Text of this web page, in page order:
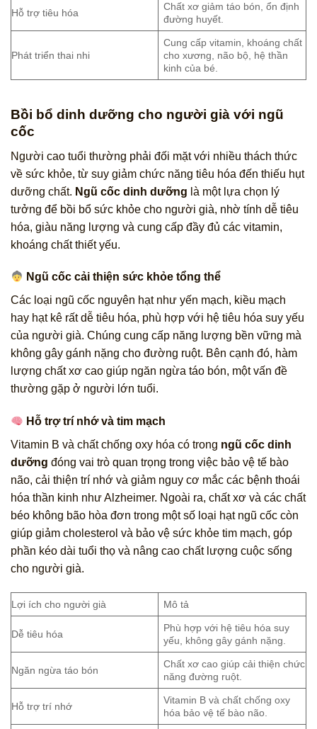
Hỗ trợ tiêu hóa
Chất xơ giảm táo bón, ổn định
đường huyết.
Phát triển thai nhi
Cung cấp vitamin, khoáng chất
cho xương, não bộ, hệ thần
kinh của bé.
Bồi bổ dinh dưỡng cho người già với ngũ
cốc
Người cao tuổi thường phải đối mặt với nhiều thách thức
về sức khỏe, từ suy giảm chức năng tiêu hóa đến thiếu hụt
dưỡng chất. Ngũ cốc dinh dưỡng là một lựa chọn lý
tưởng để bồi bổ sức khỏe cho người già, nhờ tính dễ tiêu
hóa, giàu năng lượng và cung cấp đầy đủ các vitamin,
khoáng chất thiết yếu.
Ngũ cốc cải thiện sức khỏe tổng thể
Các loại ngũ cốc nguyên hạt như yến mạch, kiều mạch
hay hạt kê rất dễ tiêu hóa, phù hợp với hệ tiêu hóa suy yếu
của người già. Chúng cung cấp năng lượng bền vững mà
không gây gánh nặng cho đường ruột. Bên cạnh đó, hàm
lượng chất xơ cao giúp ngăn ngừa táo bón, một vấn đề
thường gặp ở người lớn tuổi.
Hỗ trợ trí nhớ và tim mạch
Vitamin B và chất chống oxy hóa có trong ngũ cốc dinh
dưỡng đóng vai trò quan trọng trong việc bảo vệ tế bào
não, cải thiện trí nhớ và giảm nguy cơ mắc các bệnh thoái
hóa thần kinh như Alzheimer. Ngoài ra, chất xơ và các chất
béo không bão hòa đơn trong một số loại hạt ngũ cốc còn
giúp giảm cholesterol và bảo vệ sức khỏe tim mạch, góp
phần kéo dài tuổi thọ và nâng cao chất lượng cuộc sống
cho người già.
Lợi ích cho người già Mô tả
Dễ tiêu hóa
Phù hợp với hệ tiêu hóa suy
yếu, không gây gánh nặng.
Ngăn ngừa táo bón
Chất xơ cao giúp cải thiện chức
năng đường ruột.
Hỗ trợ trí nhớ
Vitamin B và chất chống oxy
hóa bảo vệ tế bào não.